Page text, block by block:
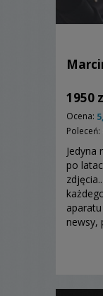
1950
Ocena:
Poleceń:
Jedyna
po
newsy,